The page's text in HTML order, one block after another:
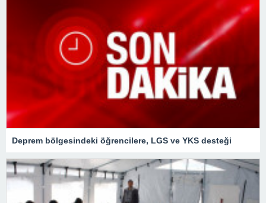
Deprem bölgesindeki öğrencilere, LGS ve YKS desteği